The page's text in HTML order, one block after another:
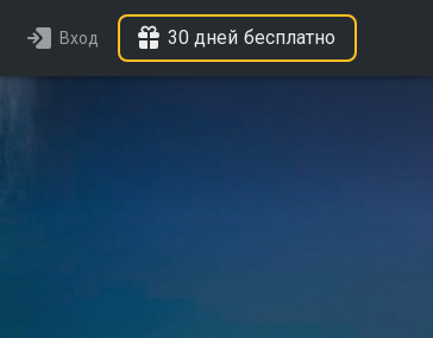
Вход 30 дней бесплатно